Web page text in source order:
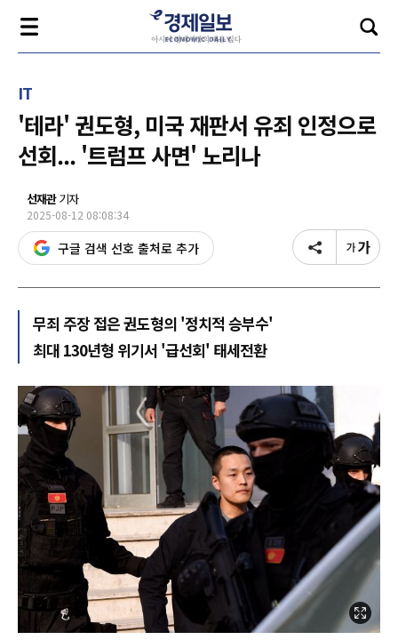
IT
'테라' 권도형, 미국 재판서 유죄 인정으로
선회... '트럼프 사면' 노리나
선재관기자
2025-08-12 08:08:34
구글 검색 선호 출처로 추가
무죄 주장 접은 권도형의 '정치적 승부수'
최대 130년형 위기서 '급선회' 태세전환